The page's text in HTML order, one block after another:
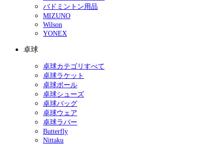
バドミントン用品
MIZUNO
Wilson
YONEX
卓球
卓球カテゴリすべて
卓球ラケット
卓球ボール
卓球シューズ
卓球バッグ
卓球ウェア
卓球ラバー
Butterfly
Nittaku